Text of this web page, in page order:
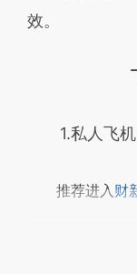
效。
1.私人飞机
推荐进入 财